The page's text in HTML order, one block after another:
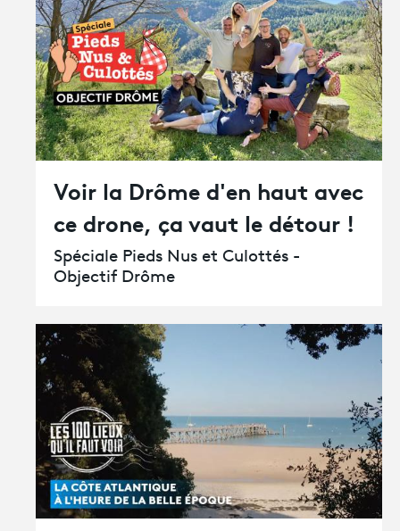
Voir la Drôme d'en haut avec
ce drone, ça vaut le détour !
Spéciale Pieds Nus et Culottés -
Objectif Drôme